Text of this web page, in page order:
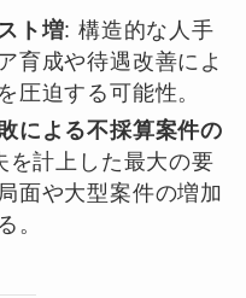
ト増: 構造的な人手
育成や待遇改善によ
圧迫する可能性。
による不採算案件の
を計上した最大の要
面や大型案件の増加
。